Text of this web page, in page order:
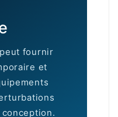
fournir
et